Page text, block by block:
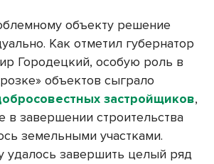
объекту решение
Как отметил губернатор
Городецкий, особую роль в
объектов сыграло
застройщиков,
в завершении строительства
земельными участками.
удалось завершить целый ряд